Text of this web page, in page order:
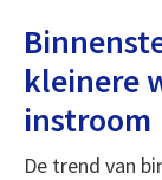
kleinere
instroom
De trend van